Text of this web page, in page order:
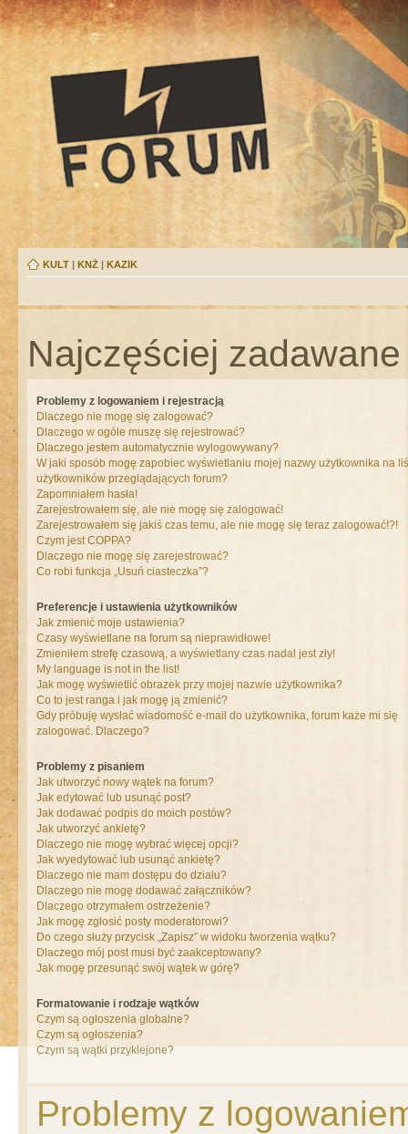
KULT | KNŻ | KAZIK
Najczęściej
Problemy z logowaniem i rejestracją
Dlaczego nie mogę się zalogować?
Dlaczego w ogóle muszę się rejestrować?
Dlaczego jestem automatycznie wylogowywany?
W jaki sposób mogę zapobiec wyświetlaniu mojej nazwy użytkownika na
użytkowników przeglądających forum?
Zapomniałem hasła!
Zarejestrowałem się, ale nie mogę się zalogować!
Zarejestrowałem się jakiś czas temu, ale nie mogę się teraz zalogować!?!
Czym jest COPPA?
Dlaczego nie mogę się zarejestrować?
Co robi funkcja „Usuń ciasteczka”?
Preferencje i ustawienia użytkowników
Jak zmienić moje ustawienia?
Czasy wyświetlane na forum są nieprawidłowe!
Zmieniłem strefę czasową, a wyświetlany czas nadal jest zły!
My language is not in the list!
Jak mogę wyświetlić obrazek przy mojej nazwie użytkownika?
Co to jest ranga i jak mogę ją zmienić?
Gdy próbuję wysłać wiadomość e-mail do użytkownika, forum każe mi się
zalogować. Dlaczego?
Problemy z pisaniem
Jak utworzyć nowy wątek na forum?
Jak edytować lub usunąć post?
Jak dodawać podpis do moich postów?
Jak utworzyć ankietę?
Dlaczego nie mogę wybrać więcej opcji?
Jak wyedytować lub usunąć ankietę?
Dlaczego nie mam dostępu do działu?
Dlaczego nie mogę dodawać załączników?
Dlaczego otrzymałem ostrzeżenie?
Jak mogę zgłosić posty moderatorowi?
Do czego służy przycisk „Zapisz” w widoku tworzenia wątku?
Dlaczego mój post musi być zaakceptowany?
Jak mogę przesunąć swój wątek w górę?
Formatowanie i rodzaje wątków
Czym są ogłoszenia globalne?
Czym są ogłoszenia?
Czym są wątki przyklejone?
Problemy z